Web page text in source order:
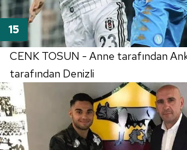
CENK TOSUN - Anne tarafından
tarafından Denizli